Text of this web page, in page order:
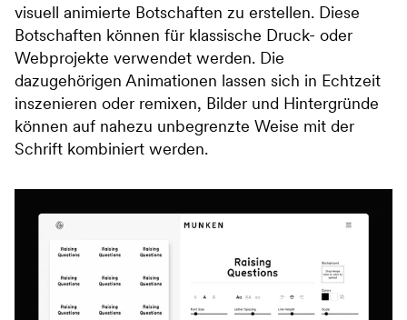
visuell animierte Botschaften zu erstellen. Diese
Botschaften können für klassische Druck- oder
Webprojekte verwendet werden. Die
dazugehörigen Animationen lassen sich in Echtzeit
inszenieren oder remixen, Bilder und Hintergründe
können auf nahezu unbegrenzte Weise mit der
Schrift kombiniert werden.